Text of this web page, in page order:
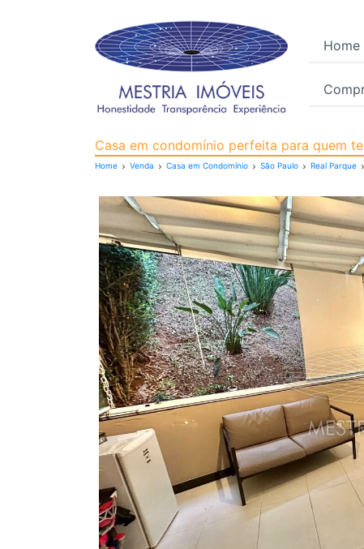
Home
Casa em Condomínio
Casa em condomínio perfeita para quem
Home Venda Casa em Condomínio São Paulo Real Parque
Previous